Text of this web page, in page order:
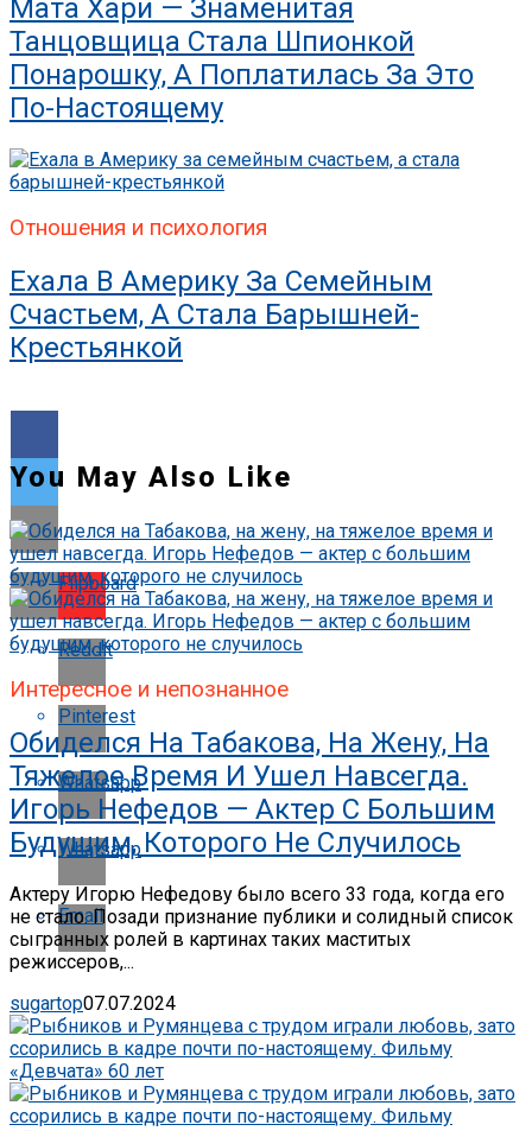
Мата Хари — Знаменитая
Танцовщица Стала Шпионкой
Понарошку, А Поплатилась За Это
По-Настоящему
Отношения и психология
Ехала В Америку За Семейным
Счастьем, А Стала Барышней-
Крестьянкой
Flipboard
Reddit
Pinterest
Whatsapp
Whatsapp
Email
You May Also Like
Интересное и непознанное
Обиделся На Табакова, На Жену, На
Тяжелое Время И Ушел Навсегда.
Игорь Нефедов — Актер С Большим
Будущим, Которого Не Случилось
Актеру Игорю Нефедову было всего 33 года, когда его
не стало. Позади признание публики и солидный список
сыгранных ролей в картинах таких маститых
режиссеров,...
sugartop07.07.2024